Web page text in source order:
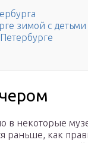
зимой с детьми
в некоторые
раньше, как